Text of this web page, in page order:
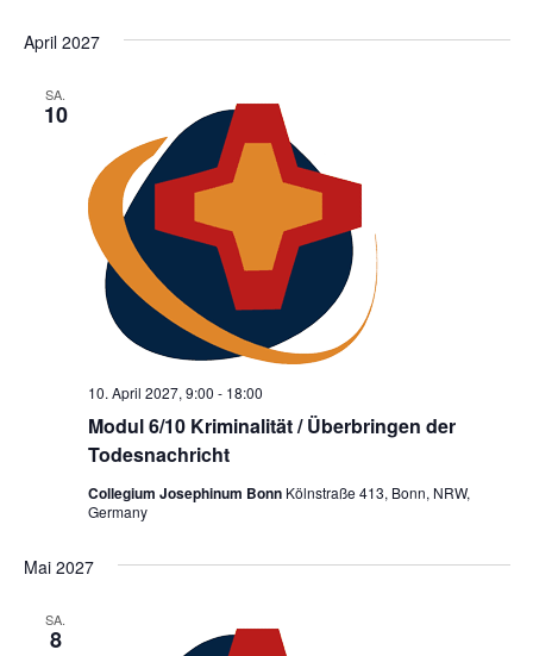
April 2027
SA.
10
Modul 6/10 Kriminalität / Überbringen der
Todesnachricht
10. April 2027, 9:00 - 18:00
Collegium Josephinum Bonn Kölnstraße 413, Bonn, NRW,
Germany
Mai 2027
SA.
8